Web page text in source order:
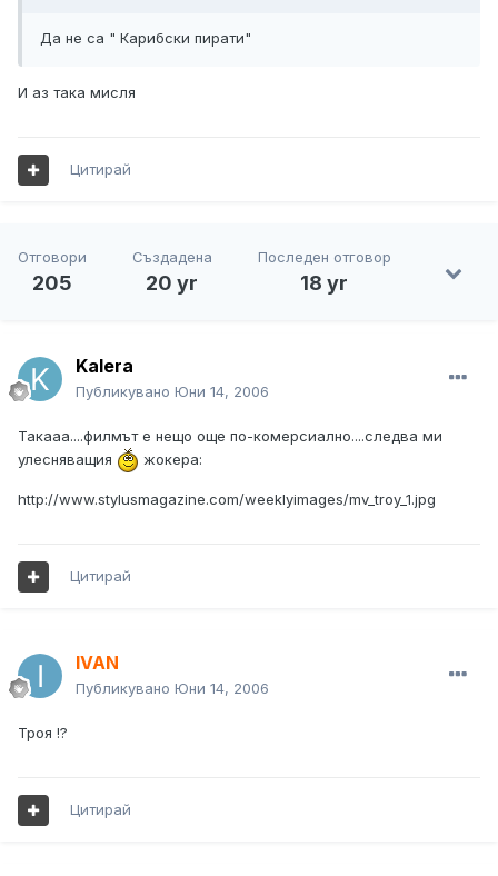
Да не са " Карибски пирати"
И аз така мисля
Цитирай
Отговори
205
Създадена
20 yr
Последен отговор
18 yr
Kalera
Публикувано Юни 14, 2006
Такааа....филмът е нещо още по-комерсиално....следва ми
улесняващия
жокера:
http://www.stylusmagazine.com/weeklyimages/mv_troy_1.jpg
Цитирай
IVAN
Публикувано Юни 14, 2006
Троя !?
Цитирай